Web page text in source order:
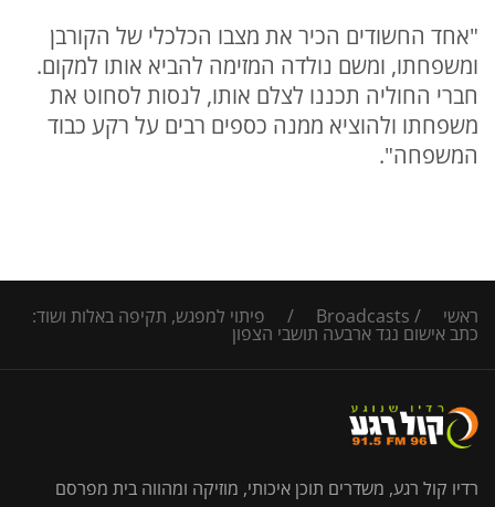
"אחד החשודים הכיר את מצבו הכלכלי של הקורבן
ומשפחתו, ומשם נולדה המזימה להביא אותו למקום.
חברי החוליה תכננו לצלם אותו, לנסות לסחוט את
משפחתו ולהוציא ממנה כספים רבים על רקע כבוד
המשפחה".
ראשי /
Broadcasts
/ פיתוי למפגש, תקיפה באלות ושוד:
כתב אישום נגד ארבעה תושבי הצפון
רדיו קול רגע, משדרים תוכן איכותי, מוזיקה ומהווה בית מפרסם